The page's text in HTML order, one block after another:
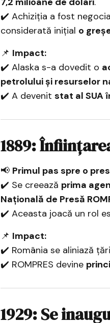
✔️ Achiziția a fost
considerată inițial o
📌 Impact:
✔️ Alaska s-a dovedit o
petrolului și resurselor
✔️ A devenit stat al SUA
1889:
📢 Primul pas spre o
✔️ Se creează prima
Națională de Presă
✔️ Aceasta joacă un rol
📌 Impact:
✔️ România se aliniază
✔️ ROMPRES devine
1929: Se